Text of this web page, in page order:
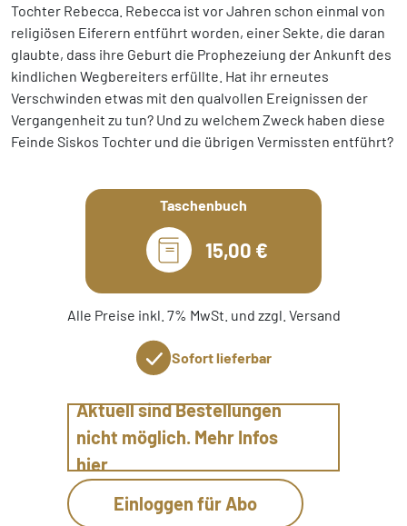
Tochter Rebecca. Rebecca ist vor Jahren schon einmal von
religiösen Eiferern entführt worden, einer Sekte, die daran
glaubte, dass ihre Geburt die Prophezeiung der Ankunft des
kindlichen Wegbereiters erfüllte. Hat ihr erneutes
Verschwinden etwas mit den qualvollen Ereignissen der
Vergangenheit zu tun? Und zu welchem Zweck haben diese
Feinde Siskos Tochter und die übrigen Vermissten entführt?
Taschenbuch
15,00 €
Alle Preise inkl. 7% MwSt. und zzgl. Versand
Sofort lieferbar
Aktuell sind Bestellungen
nicht möglich. Mehr Infos
hier
Einloggen für Abo